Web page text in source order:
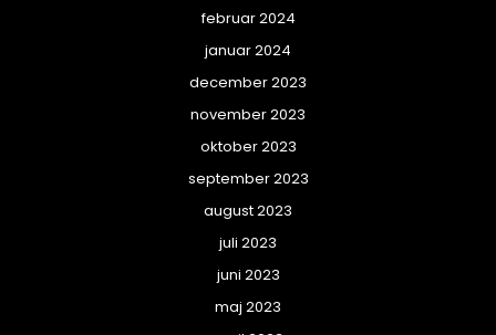
februar 2024
januar 2024
december 2023
november 2023
oktober 2023
september 2023
august 2023
juli 2023
juni 2023
maj 2023